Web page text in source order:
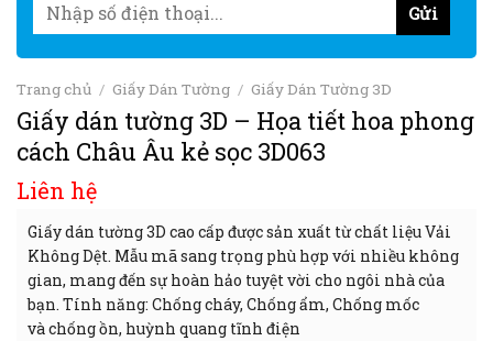
Trang chủ / Giấy Dán Tường / Giấy Dán Tường 3D
Giấy dán tường 3D – Họa tiết hoa phong
cách Châu Âu kẻ sọc 3D063
Liên hệ
Giấy dán tường 3D cao cấp được sản xuất từ chất liệu Vải
Không Dệt. Mẫu mã sang trọng phù hợp với nhiều không
gian, mang đến sự hoàn hảo tuyệt vời cho ngôi nhà của
bạn. Tính năng: Chống cháy, Chống ẩm, Chống mốc
và chống ồn, huỳnh quang tĩnh điện